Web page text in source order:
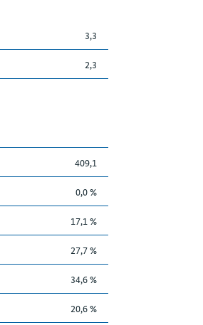
3,3
2,3
409,1
0,0 %
17,1 %
27,7 %
34,6 %
20,6 %